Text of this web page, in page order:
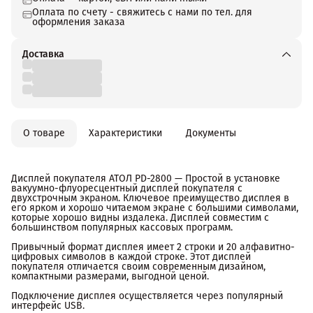
Оплата по счету - свяжитесь с нами по тел. для
оформления заказа
Доставка
О товаре Характеристики Документы
Дисплей покупателя АТОЛ PD-2800 — Простой в установке
вакуумно-флуоресцентный дисплей покупателя с
двухстрочным экраном. Ключевое преимущество дисплея в
его ярком и хорошо читаемом экране с большими символами,
которые хорошо видны издалека. Дисплей совместим с
большинством популярных кассовых программ.
Привычный формат дисплея имеет 2 строки и 20 алфавитно-
цифровых символов в каждой строке. Этот дисплей
покупателя отличается своим современным дизайном,
компактными размерами, выгодной ценой.
Подключение дисплея осуществляется через популярный
интерфейс USB.